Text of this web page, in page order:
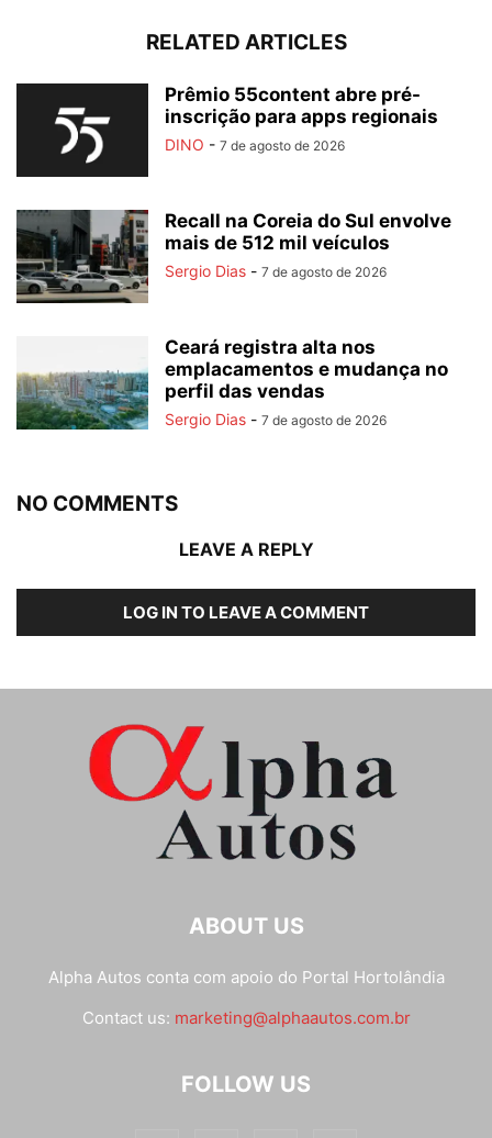
RELATED ARTICLES
Prêmio 55content abre pré-
inscrição para apps regionais
DINO - 7 de agosto de 2026
Recall na Coreia do Sul envolve
mais de 512 mil veículos
Sergio Dias - 7 de agosto de 2026
Ceará registra alta nos
emplacamentos e mudança no
perfil das vendas
Sergio Dias - 7 de agosto de 2026
NO COMMENTS
LEAVE A REPLY
LOG IN TO LEAVE A COMMENT
ABOUT US
Alpha Autos conta com apoio do Portal Hortolândia
Contact us: marketing@alphaautos.com.br
FOLLOW US